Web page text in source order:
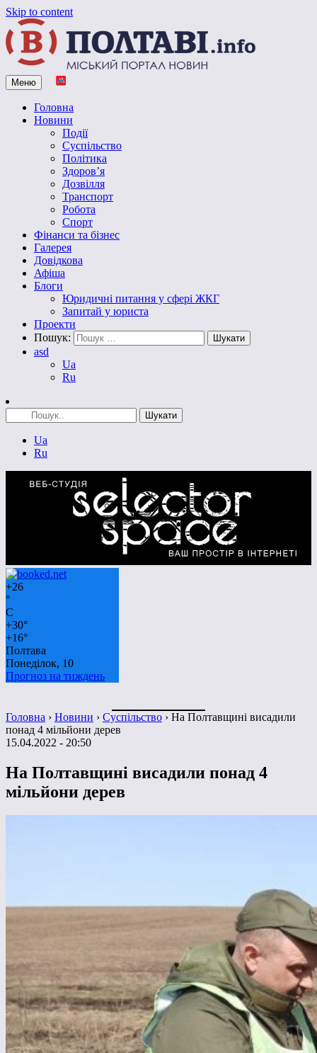
Skip to content
Vpoltave.info
Полтавський портал новин
Меню
Головна
Новини
Події
Суспільство
Політика
Здоров’я
Дозвілля
Транспорт
Робота
Спорт
Фінанси та бізнес
Галерея
Довідкова
Афіша
Блоги
Юридичні питання у сфері ЖКГ
Запитай у юриста
Проекти
Пошук:
asd
Ua
Ru
Ua
Ru
+26
°
C
+30°
+16°
Полтава
Понеділок, 10
Прогноз на тиждень
Головна › Новини › Суспільство › На Полтавщині висадили
понад 4 мільйони дерев
15.04.2022 - 20:50
На Полтавщині висадили понад 4
мільйони дерев